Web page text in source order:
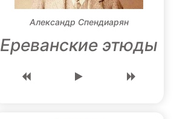
Александр Спендиарян
Ереванские этюды